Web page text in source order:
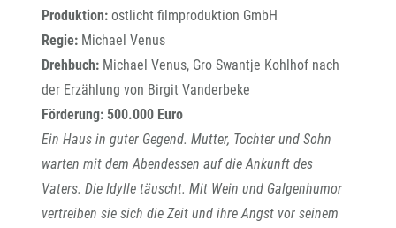
Produktion: ostlicht filmproduktion GmbH
Regie: Michael Venus
Drehbuch: Michael Venus, Gro Swantje Kohlhof nach
der Erzählung von Birgit Vanderbeke
Förderung: 500.000 Euro
Ein Haus in guter Gegend. Mutter, Tochter und Sohn
warten mit dem Abendessen auf die Ankunft des
Vaters. Die Idylle täuscht. Mit Wein und Galgenhumor
vertreiben sie sich die Zeit und ihre Angst vor seinem